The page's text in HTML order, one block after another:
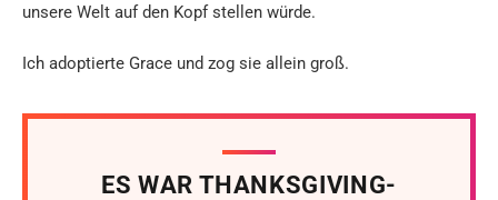
unsere Welt auf den Kopf stellen würde.
Ich adoptierte Grace und zog sie allein groß.
ES WAR THANKSGIVING-